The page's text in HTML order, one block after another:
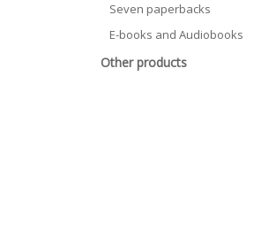
Seven paperbacks
E-books and Audiobooks
Other products